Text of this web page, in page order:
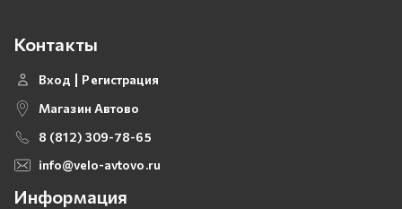
Контакты
Вход
Регистрация
Магазин Автово
8 (812) 309-78-65
info@velo-avtovo.ru
Информация